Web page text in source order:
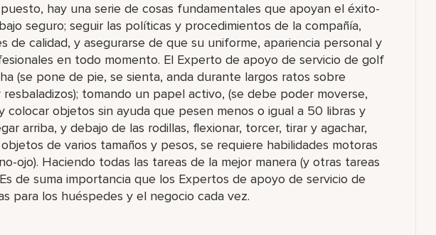
hay una serie de cosas fundamentales que apoyan el éxito-
seguro; seguir las políticas y procedimientos de la compañía,
de calidad, y asegurarse de que su uniforme, apariencia personal y
en todo momento. El Experto de apoyo de servicio de golf
(se pone de pie, se sienta, anda durante largos ratos sobre
tomando un papel activo, (se debe poder moverse,
colocar objetos sin ayuda que pesen menos o igual a 50 libras y
arriba, y debajo de las rodillas, flexionar, torcer, tirar y agachar,
de varios tamaños y pesos, se requiere habilidades motoras
ojo). Haciendo todas las tareas de la mejor manera (y otras tareas
de suma importancia que los Expertos de apoyo de servicio de
para los huéspedes y el negocio cada vez.